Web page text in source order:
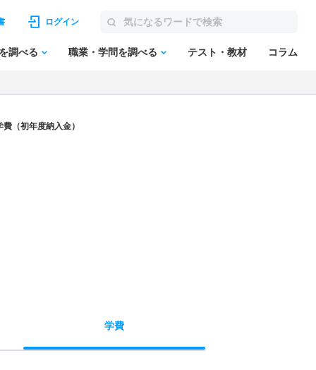
ログイン
調べる 職業・学問を調べる テスト・教材 コラム
（初年度納入金）
学費